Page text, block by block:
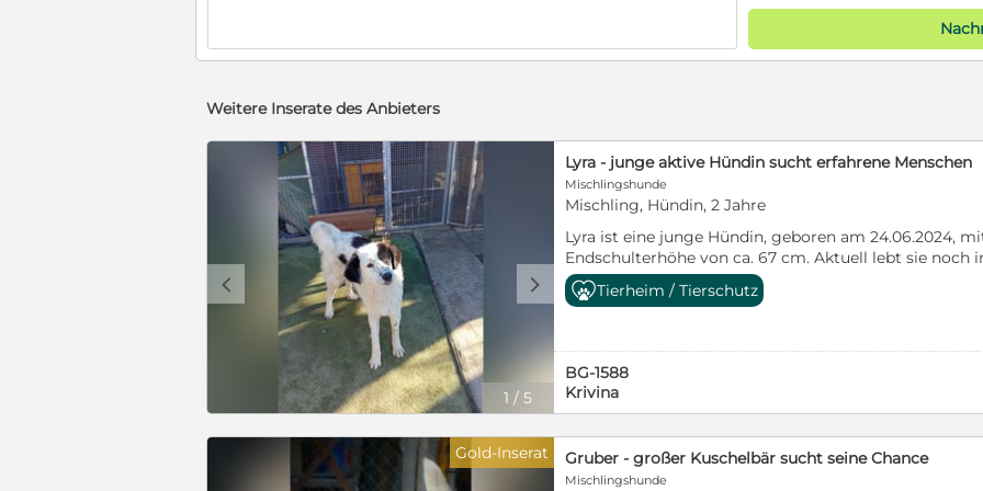
Weitere Inserate des Anbieters
1 / 5
c d
Lyra - junge aktive Hündin sucht erfahrene Menschen
Mischlingshunde
Mischling, Hündin, 2 Jahre
Lyra ist eine junge Hündin, geboren am 24.06.2024,
Endschulterhöhe von ca. 67 cm. Aktuell lebt sie noch
Sisters und wartet dort auf ihr eigenes Zuhause. Lyra
einem Dorf gefunden. Trotz dieses schwierigen Starts
aufgeschlossen. Sie liebt Aufmerksamkeit, sucht
menschenbezogen. Gleichzeitig bringt sie
sowohl körperliche Auslastung als auch geistige
braucht Menschen, die ihr mit klarer Führung, Geduld
Sicherheit geben. Feste Regeln und eine strukturierte
Tierheim / Tierschutz
BG-1588
Krivina
Gold-Inserat Gruber - großer Kuschelbär sucht seine Chance
Mischlingshunde